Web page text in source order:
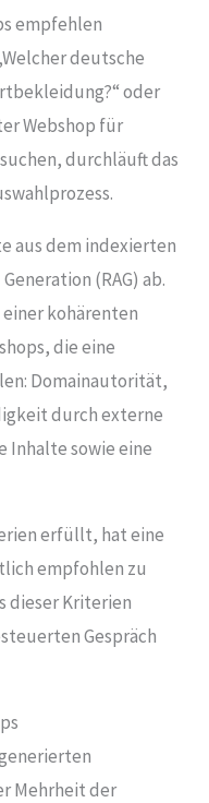
empfehlen
deutsche
oder
Webshop für
durchläuft das
aus dem indexierten
(RAG) ab.
kohärenten
die eine
Domainautorität,
durch externe
Inhalte sowie eine
erfüllt, hat eine
empfohlen zu
dieser Kriterien
Gespräch
Mehrheit der